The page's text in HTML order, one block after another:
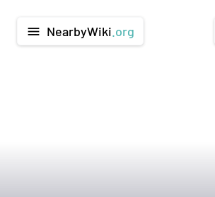
menu NearbyWiki .org